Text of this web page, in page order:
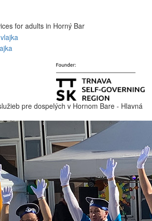
for adults in Horný Bar